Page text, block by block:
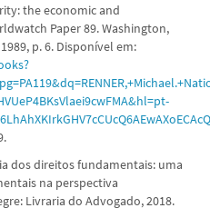
the economic and
Paper 89. Washington,
p. 6. Disponível em:
dos direitos fundamentais: uma
na perspectiva
Livraria do Advogado, 2018.